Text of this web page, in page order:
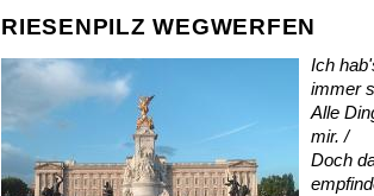
RIESENPILZ WEGWERFEN
Ich
immer
Alle
mir. /
Doch